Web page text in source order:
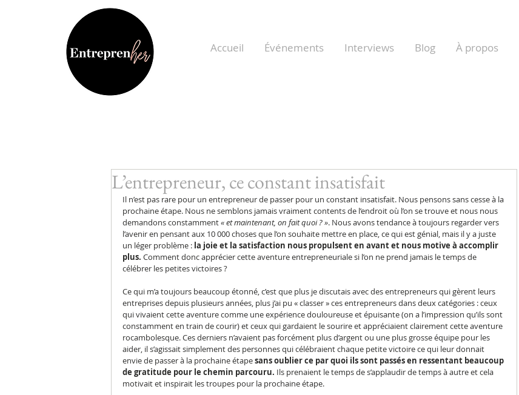
Accueil Événements Interviews Blog À propos
L’entrepreneur, ce constant insatisfait
Il n’est pas rare pour un entrepreneur de passer pour un constant insatisfait. Nous pensons sans cesse à la
prochaine étape. Nous ne semblons jamais vraiment contents de l’endroit où l’on se trouve et nous nous
demandons constamment « et maintenant, on fait quoi ? ». Nous avons tendance à toujours regarder vers
l’avenir en pensant aux 10 000 choses que l’on souhaite mettre en place, ce qui est génial, mais il y a juste
un léger problème : la joie et la satisfaction nous propulsent en avant et nous motive à accomplir
plus. Comment donc apprécier cette aventure entrepreneuriale si l’on ne prend jamais le temps de
célébrer les petites victoires ?
Ce qui m’a toujours beaucoup étonné, c’est que plus je discutais avec des entrepreneurs qui gèrent leurs
entreprises depuis plusieurs années, plus j’ai pu « classer » ces entrepreneurs dans deux catégories : ceux
qui vivaient cette aventure comme une expérience douloureuse et épuisante (on a l’impression qu’ils sont
constamment en train de courir) et ceux qui gardaient le sourire et appréciaient clairement cette aventure
rocambolesque. Ces derniers n’avaient pas forcément plus d’argent ou une plus grosse équipe pour les
aider, il s’agissait simplement des personnes qui célébraient chaque petite victoire ce qui leur donnait
envie de passer à la prochaine étape sans oublier ce par quoi ils sont passés en ressentant beaucoup
de gratitude pour le chemin parcouru. Ils prenaient le temps de s’applaudir de temps à autre et cela
motivait et inspirait les troupes pour la prochaine étape.